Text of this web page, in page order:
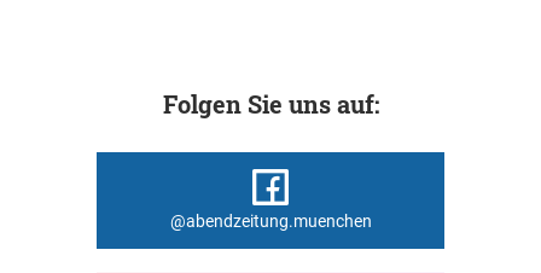
Folgen Sie uns auf:
@abendzeitung.muenchen